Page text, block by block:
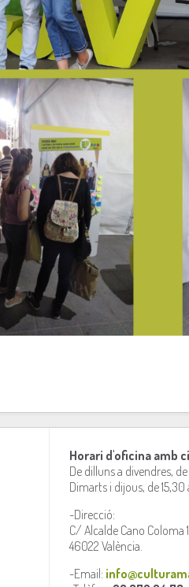
Horari d'oficina amb
De dilluns a divendres, de
Dimarts i dijous, de 15,30
-Direcció:
C/ Alcalde Cano Coloma
46022 València.
-Email: